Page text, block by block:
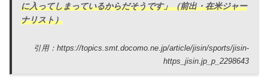
に入ってしまっているからだそうです」（前出・在米ジャー
ナリスト）
引用：https://topics.smt.docomo.ne.jp/article/jisin/sports/jisin-
https_jisin.jp_p_2298643